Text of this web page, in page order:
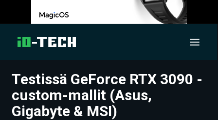
UUTISET
ARTIKKELIT
Testissä GeForce RTX 3090 -
custom-mallit (Asus,
Gigabyte & MSI)